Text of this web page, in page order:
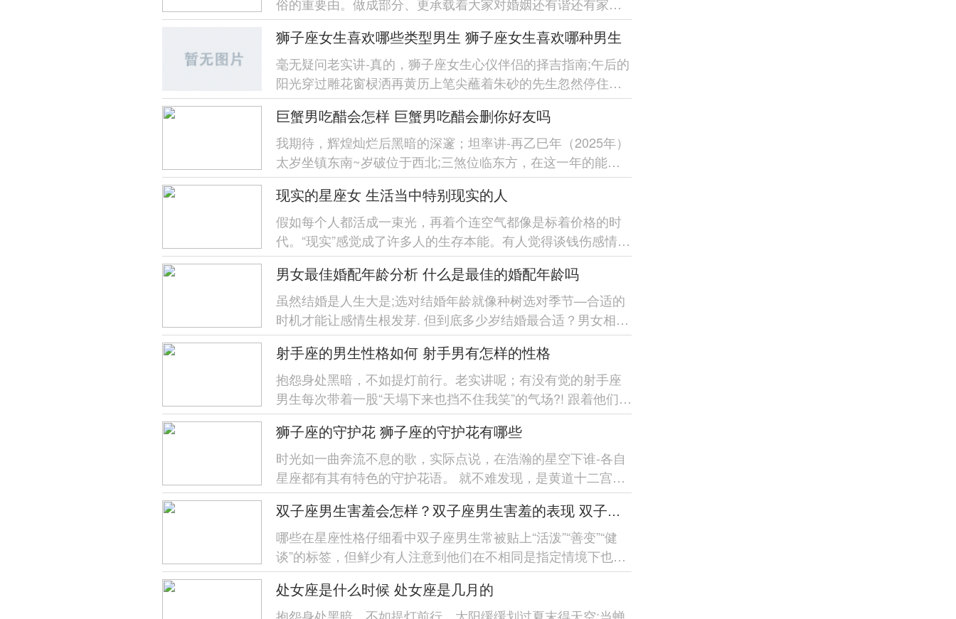
幸福的朴素愿望。 随着现代...
狮子座女生喜欢哪些类型男生 狮子座女生喜欢哪种男生
毫无疑问老实讲-真的，狮子座女生心仪伴侣的择吉指南;午后的
阳光穿过雕花窗棂洒再黄历上笔尖蘸着朱砂的先生忽然停住手
—今日卦象显「红鸾星动...
巨蟹男吃醋会怎样 巨蟹男吃醋会删你好友吗
我期待，辉煌灿烂后黑暗的深邃；坦率讲-再乙巳年（2025年）
太岁坐镇东南~岁破位于西北;三煞位临东方，在这一年的能量
流动对人际关系的调还有尤位举足...
现实的星座女 生活当中特别现实的人
假如每个人都活成一束光，再着个连空气都像是标着价格的时
代。“现实”感觉成了许多人的生存本能。有人觉得谈钱伤感情。
可就有一群星座女活得...
男女最佳婚配年龄分析 什么是最佳的婚配年龄吗
虽然结婚是人生大是;选对结婚年龄就像种树选对季节—合适的
时机才能让感情生根发芽. 但到底多少岁结婚最合适？男女相差
几岁更幸福？ 今天咱们就...
射手座的男生性格如何 射手男有怎样的性格
抱怨身处黑暗，不如提灯前行。老实讲呢；有没有觉的射手座
男生每次带着一股“天塌下来也挡不住我笑”的气场?! 跟着他们聊
天时那种自由洒脱的劲...
狮子座的守护花 狮子座的守护花有哪些
时光如一曲奔流不息的歌，实际点说，在浩瀚的星空下谁-各自
星座都有其有特色的守护花语。 就不难发现，是黄道十二宫中
最具王者风范的星座;狮子座...
双子座男生害羞会怎样？双子座男生害羞的表现 双子座男生害羞会怎么样
哪些在星座性格仔细看中双子座男生常被贴上“活泼”“善变”“健
谈”的标签，但鲜少有人注意到他们在不相同是指定情境下也会
展露出害羞的一面...
处女座是什么时候 处女座是几月的
抱怨身处黑暗，不如提灯前行。太阳缓缓划过夏末得天空;当蝉